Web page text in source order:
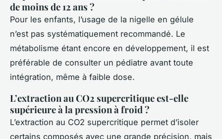
de moins de 12 ans ?
Pour les enfants, l’usage de la nigelle en gélule
n’est pas systématiquement recommandé. Le
métabolisme étant encore en développement, il est
préférable de consulter un pédiatre avant toute
intégration, même à faible dose.
L’extraction au CO2 supercritique est-elle
supérieure à la pression à froid ?
L’extraction au CO2 supercritique permet d’isoler
certains composés avec une grande précision, mais